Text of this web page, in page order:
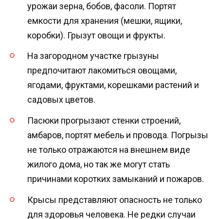
урожаи зерна, бобов, фасоли. Портят
емкости для хранения (мешки, ящики,
коробки). Грызут овощи и фрукты.
На загородном участке грызуны
предпочитают лакомиться овощами,
ягодами, фруктами, корешками растений и
садовых цветов.
Пасюки прогрызают стенки строений,
амбаров, портят мебель и провода. Погрызы
не только отражаются на внешнем виде
жилого дома, но так же могут стать
причинами коротких замыканий и пожаров.
Крысы представляют опасность не только
для здоровья человека. Не редки случаи